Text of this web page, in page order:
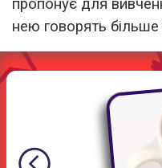
пропонує для
нею говорять